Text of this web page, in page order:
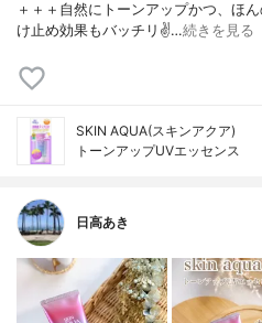
＋＋＋自然にトーンアップかつ、ほ
け止め効果もバッチリ✌️…続きを見る
SKIN AQUA(スキンアクア)
トーンアップUVエッセンス
日高あき